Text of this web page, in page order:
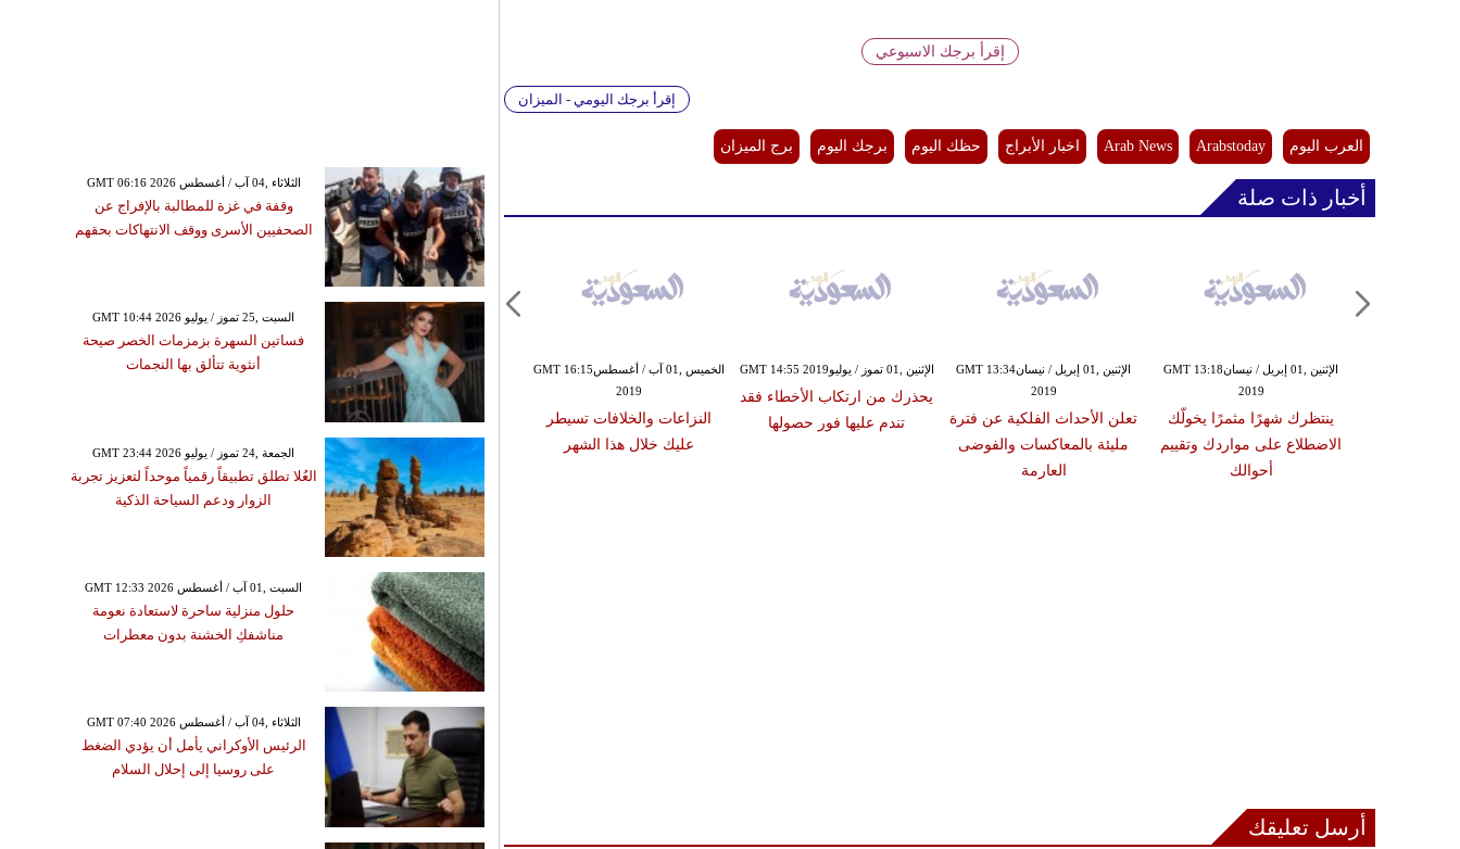
إقرأ برجك الاسبوعي
إقرأ برجك اليومي - الميزان
العرب اليوم Arabstoday
Arab News اخبار الأبراج حظك اليوم برجك اليوم برج الميزان
أخبار ذات صلة
الخميس ,01 آب / أغسطسGMT 16:15
2019
النزاعات والخلافات تسيطر
عليك خلال هذا الشهر
الإثنين ,01 تموز / يوليوGMT 14:55 2019
يحذرك من ارتكاب الأخطاء فقد
تندم عليها فور حصولها
الإثنين ,01 إبريل / نيسانGMT 13:34
2019
تعلن الأحداث الفلكية عن فترة
مليئة بالمعاكسات والفوضى
العارمة
الإثنين ,01 إبريل / نيسانGMT 13:18
2019
ينتظرك شهرًا مثمرًا يخولّك
الاضطلاع على مواردك وتقييم
أحوالك
أرسل تعليقك
GMT 06:16 2026 الثلاثاء ,04 آب / أغسطس
وقفة في غزة للمطالبة بالإفراج عن
الصحفيين الأسرى ووقف الانتهاكات بحقهم
GMT 10:44 2026 السبت ,25 تموز / يوليو
فساتين السهرة بزمزمات الخصر صيحة
أنثوية تتألق بها النجمات
GMT 23:44 2026 الجمعة ,24 تموز / يوليو
العُلا تطلق تطبيقاً رقمياً موحداً لتعزيز تجربة
الزوار ودعم السياحة الذكية
GMT 12:33 2026 السبت ,01 آب / أغسطس
حلول منزلية ساحرة لاستعادة نعومة
مناشفكِ الخشنة بدون معطرات
GMT 07:40 2026 الثلاثاء ,04 آب / أغسطس
الرئيس الأوكراني يأمل أن يؤدي الضغط
على روسيا إلى إحلال السلام